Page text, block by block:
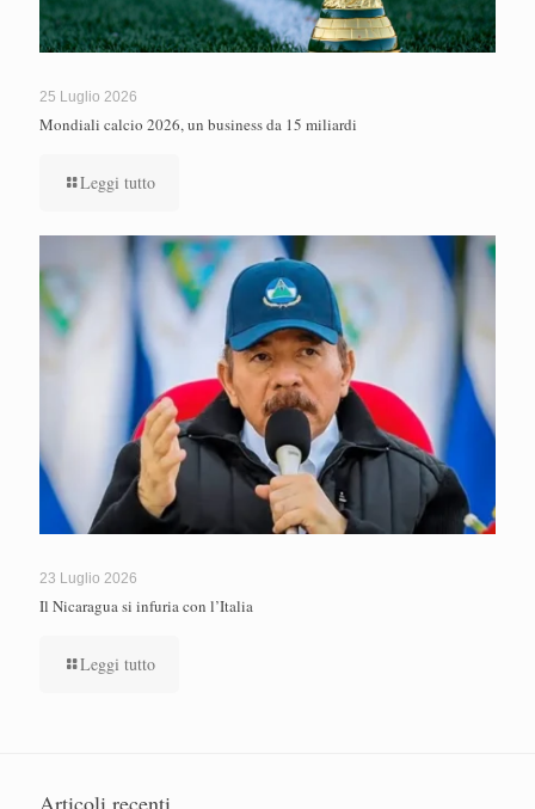
25 Luglio 2026
Mondiali calcio 2026, un business da 15 miliardi
Leggi tutto
23 Luglio 2026
Il Nicaragua si infuria con l’Italia
Leggi tutto
Articoli recenti